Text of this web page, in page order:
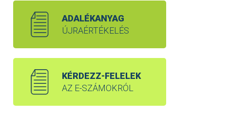
ADALÉKANYAG
ÚJRAÉRTÉKELÉS
KÉRDEZZ-FELELEK
AZ E-SZÁMOKRÓL